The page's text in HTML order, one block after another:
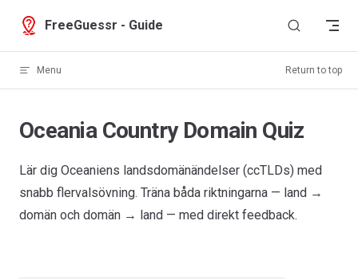
Skip to content
FreeGuessr - Guide
Menu Return to top
Oceania Country Domain Quiz
Lär dig Oceaniens landsdomänändelser (ccTLDs) med
snabb flervalsövning. Träna båda riktningarna — land →
domän och domän → land — med direkt feedback.